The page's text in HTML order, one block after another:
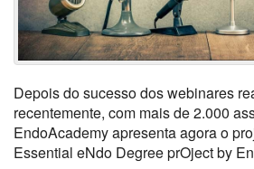
Depois do sucesso dos webinares
recentemente, com mais de 2.000
EndoAcademy apresenta agora o
Essential eNdo Degree prOject by